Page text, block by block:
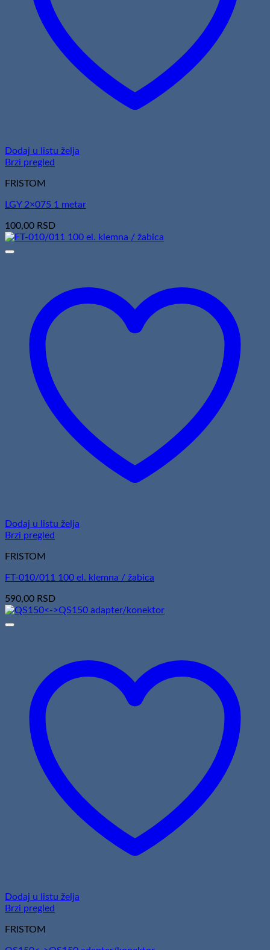
Dodaj u listu želja
Brzi pregled
FRISTOM
LGY 2×075 1 metar
100,00 RSD
Dodaj u listu želja
Brzi pregled
FRISTOM
FT-010/011 100 el. klemna / žabica
590,00 RSD
Dodaj u listu želja
Brzi pregled
FRISTOM